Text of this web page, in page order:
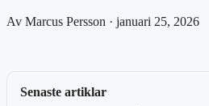
Av Marcus Persson · januari 25, 2026
Senaste artiklar